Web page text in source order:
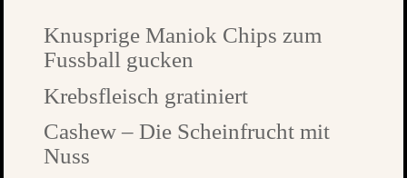
Knusprige Maniok Chips zum
Fussball gucken
Krebsfleisch gratiniert
Cashew – Die Scheinfrucht mit
Nuss